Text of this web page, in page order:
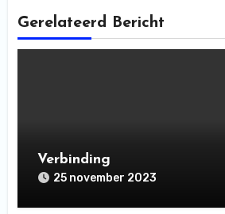
Gerelateerd Bericht
Verbinding
25 november 2023